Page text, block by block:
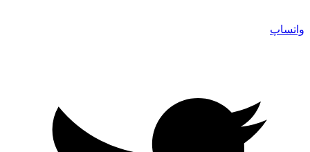
واتساپ